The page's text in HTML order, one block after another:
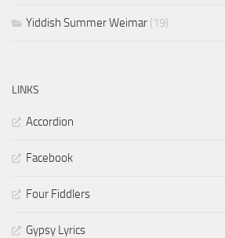
Yiddish Summer Weimar (19)
LINKS
Accordion
Facebook
Four Fiddlers
Gypsy Lyrics